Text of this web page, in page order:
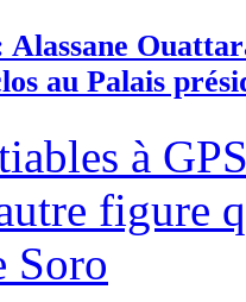
au Palais